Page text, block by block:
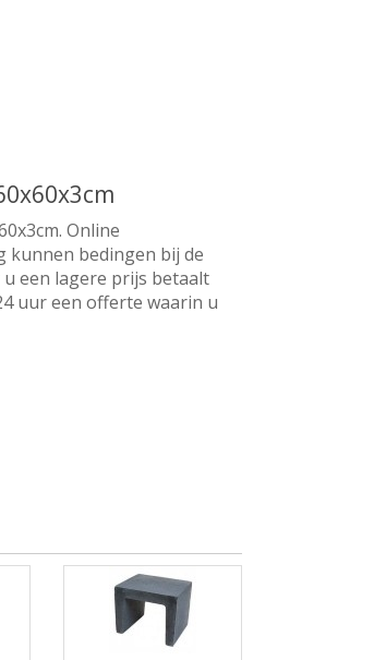
Online
kunnen bedingen bij de
een lagere prijs betaalt
uur een offerte waarin u